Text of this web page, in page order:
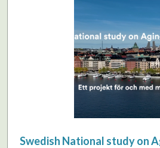
Swedish National study on